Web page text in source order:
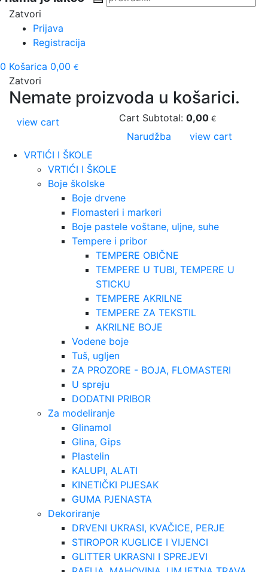
Zatvori
Prijava
Registracija
0 Košarica 0,00 €
Zatvori
Nemate proizvoda u košarici.
Cart Subtotal: 0,00 €
Narudžba view cart
view cart
VRTIĆI I ŠKOLE
VRTIĆI I ŠKOLE
Boje školske
Boje drvene
Flomasteri i markeri
Boje pastele voštane, uljne, suhe
Tempere i pribor
TEMPERE OBIČNE
TEMPERE U TUBI, TEMPERE U
STICKU
TEMPERE AKRILNE
TEMPERE ZA TEKSTIL
AKRILNE BOJE
Vodene boje
Tuš, ugljen
ZA PROZORE - BOJA, FLOMASTERI
U spreju
DODATNI PRIBOR
Za modeliranje
Glinamol
Glina, Gips
Plastelin
KALUPI, ALATI
KINETIČKI PIJESAK
GUMA PJENASTA
Dekoriranje
DRVENI UKRASI, KVAČICE, PERJE
STIROPOR KUGLICE I VIJENCI
GLITTER UKRASNI I SPREJEVI